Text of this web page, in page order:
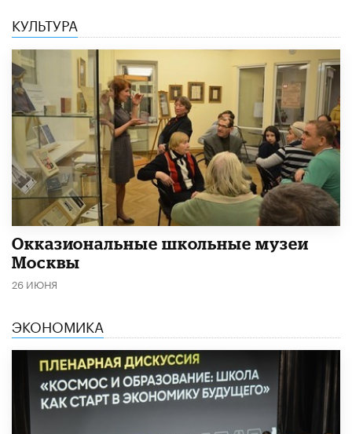
КУЛЬТУРА
​Окказиональные школьные музеи
Москвы
26 ИЮНЯ
ЭКОНОМИКА